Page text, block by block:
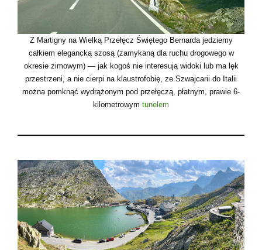
Z Martigny na Wielką Przełęcz Świętego Bernarda jedziemy
całkiem elegancką szosą (zamykaną dla ruchu drogowego w
okresie zimowym) — jak kogoś nie interesują widoki lub ma lęk
przestrzeni, a nie cierpi na klaustrofobię, ze Szwajcarii do Italii
można pomknąć wydrążonym pod przełęczą, płatnym, prawie 6-
kilometrowym tunelem